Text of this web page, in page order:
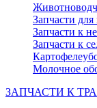
Запчасти
Запчасти к
Запчасти к
Молочное
ЗАПЧАСТИ К